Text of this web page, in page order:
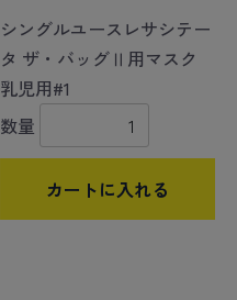
シングルユースレサシテー
タ ザ・バッグⅡ用マスク
乳児用#1
数量
カートに入れる